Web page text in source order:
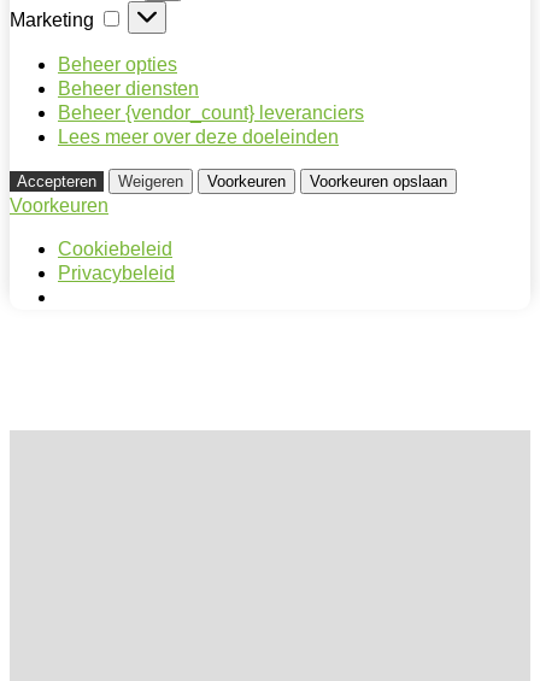
Marketing
Marketing
Beheer opties
Beheer diensten
Beheer {vendor_count} leveranciers
Lees meer over deze doeleinden
Accepteren Weigeren Voorkeuren Voorkeuren opslaan
Voorkeuren
Cookiebeleid
Privacybeleid